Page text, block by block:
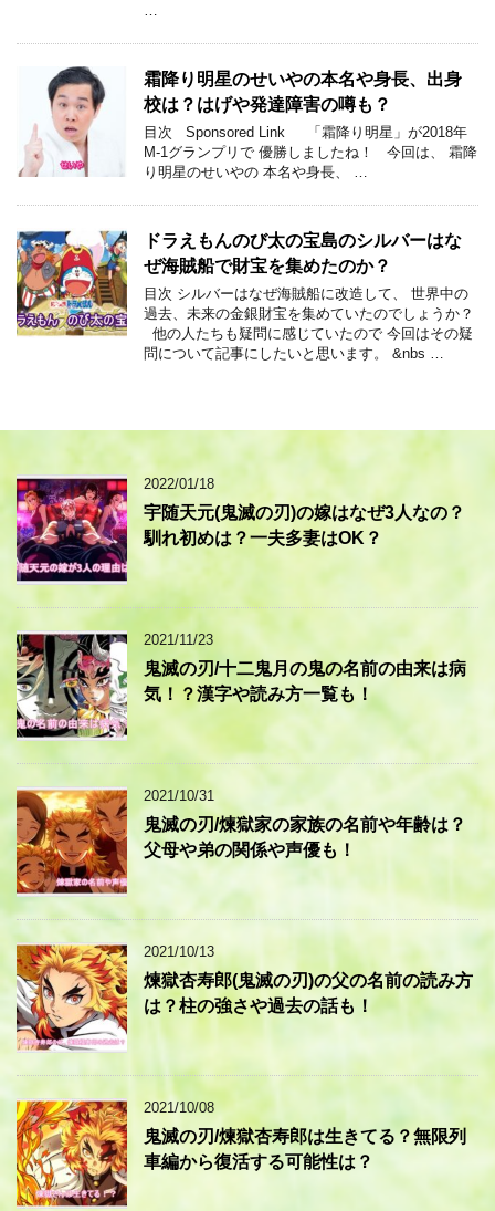
…
霜降り明星のせいやの本名や身長、出身
校は？はげや発達障害の噂も？
目次 Sponsored Link 「霜降り明星」が2018年
M-1グランプリで 優勝しましたね！ 今回は、 霜降
り明星のせいやの 本名や身長、 …
ドラえもんのび太の宝島のシルバーはな
ぜ海賊船で財宝を集めたのか？
目次 シルバーはなぜ海賊船に改造して、 世界中の
過去、未来の金銀財宝を集めていたのでしょうか？
他の人たちも疑問に感じていたので 今回はその疑
問について記事にしたいと思います。 &nbs …
2022/01/18
宇随天元(鬼滅の刃)の嫁はなぜ3人なの？
馴れ初めは？一夫多妻はOK？
2021/11/23
鬼滅の刃/十二鬼月の鬼の名前の由来は病
気！？漢字や読み方一覧も！
2021/10/31
鬼滅の刃/煉獄家の家族の名前や年齢は？
父母や弟の関係や声優も！
2021/10/13
煉獄杏寿郎(鬼滅の刃)の父の名前の読み方
は？柱の強さや過去の話も！
2021/10/08
鬼滅の刃/煉獄杏寿郎は生きてる？無限列
車編から復活する可能性は？